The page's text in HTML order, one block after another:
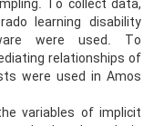
To collect data,
learning disability
were used. To
relationships of
were used in Amos
variables of implicit